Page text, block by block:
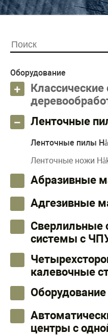
Оборудование
Классические
Ленточные
Ленточные пилы
Ленточные ножи
Абразивные
Адгезивные
Сверлильные
системы с
калевочные
центры с